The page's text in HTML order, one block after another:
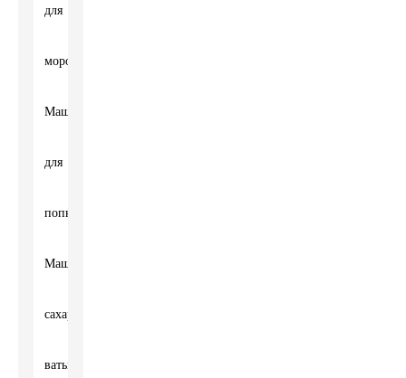
для
мороженого
Машина
для
попкорна
Машина
сахарной
ваты